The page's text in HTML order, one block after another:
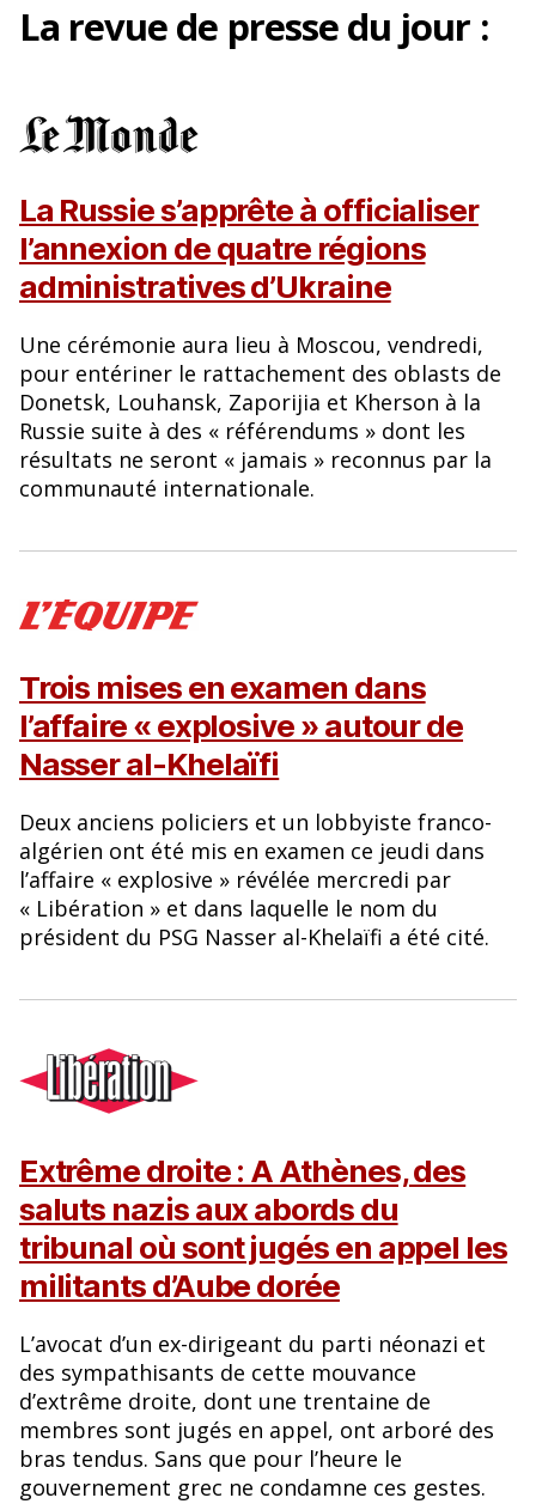
La revue de pressedu jour :
La Russie s’apprête à officialiser
l’annexion de quatre régions
administratives d’Ukraine
Une cérémonie aura lieu à Moscou, vendredi,
pour entériner le rattachement des oblasts de
Donetsk, Louhansk, Zaporijia et Kherson à la
Russie suite à des « référendums » dont les
résultats ne seront « jamais » reconnus par la
communauté internationale.
Trois mises en examen dans
l’affaire « explosive » autour de
Nasser al-Khelaïfi
Deux anciens policiers et un lobbyiste franco-
algérien ont été mis en examen ce jeudi dans
l’affaire « explosive » révélée mercredi par
« Libération » et dans laquelle le nom du
président du PSG Nasser al-Khelaïfi a été cité.
Extrême droite : A Athènes, des
saluts nazis aux abords du
tribunal où sont jugés en appel les
militants d’Aube dorée
L’avocat d’un ex-dirigeant du parti néonazi et
des sympathisants de cette mouvance
d’extrême droite, dont une trentaine de
membres sont jugés en appel, ont arboré des
bras tendus. Sans que pour l’heure le
gouvernement grec ne condamne ces gestes.